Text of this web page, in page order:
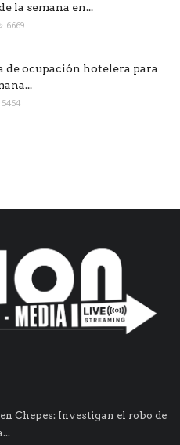
la semana en...
6669
de ocupación hotelera para
5454
Chepes: Investigan el robo de